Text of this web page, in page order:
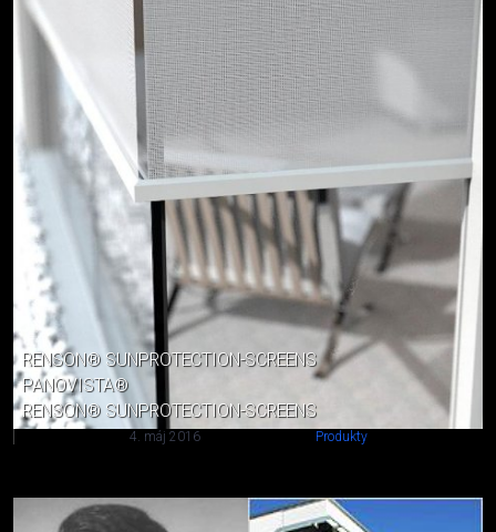
RENSON® SUNPROTECTION-SCREENS
PANOVISTA®
RENSON® SUNPROTECTION-SCREENS
4. máj 2016 Produkty